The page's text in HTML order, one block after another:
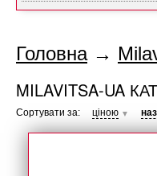
Головна→
MILAVITSA-UA
Сортувати за: ціною ▼